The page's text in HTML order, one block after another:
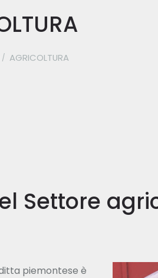
AGRICOLTURA
Settore
piemontese è